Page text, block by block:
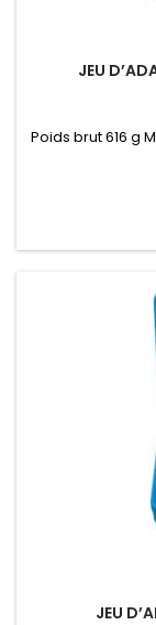
JEU
Poids brut 616 g
JEU